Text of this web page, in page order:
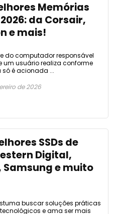
Memórias
2026: da Corsair,
e mais!
do computador responsável
um usuário realiza conforme
só é acionada ...
de 2026
SSDs de
Digital,
Samsung e muito
buscar soluções práticas
e ama ser mais